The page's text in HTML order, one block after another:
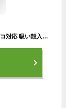
灰皿 車 おしゃれ 車用灰皿 アイコス対応 加熱式タバコ対応 吸い殻入れ 電子タバコ用 卓上・屋外・家用・室内兼用